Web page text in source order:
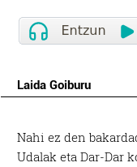
Laida Goiburu
Nahi ez den
Udalak eta Dar-Dar